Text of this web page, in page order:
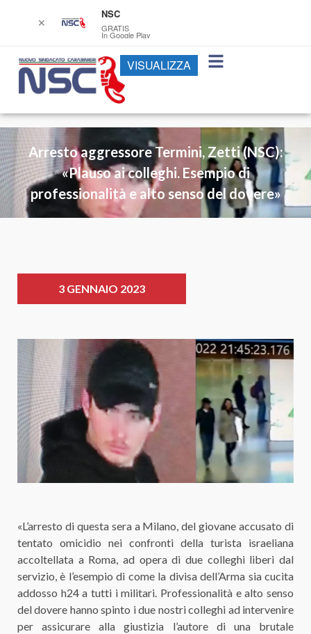
Arresto aggressore Termini, Zetti (NSC):
«Plauso ai colleghi. Esempio di
professionalità e alto senso del dovere»
3 GENNAIO 2023
«L’arresto di questa sera a Milano, del giovane accusato di
tentato omicidio nei confronti della turista israeliana
accoltellata a Roma, ad opera di due colleghi liberi dal
servizio, è l’esempio di come la divisa dell’Arma sia cucita
addosso h24 a tutti i militari. Professionalità e alto senso
del dovere hanno spinto i due nostri colleghi ad intervenire
per assicurare alla giustizia l’autore di una brutale
✕
NSC
GRATIS
In Google Play
VISUALIZZA